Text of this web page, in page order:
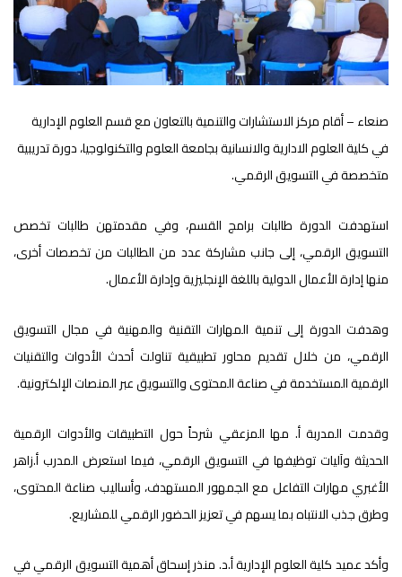
صنعاء – أقام مركز الاستشارات والتنمية بالتعاون مع قسم العلوم الإدارية
في كلية العلوم الادارية والانسانية بجامعة العلوم والتكنولوجيا، دورة تدريبية
متخصصة في التسويق الرقمي.
استهدفت الدورة طالبات برامج القسم، وفي مقدمتهن طالبات تخصص
التسويق الرقمي، إلى جانب مشاركة عدد من الطالبات من تخصصات أخرى،
منها إدارة الأعمال الدولية باللغة الإنجليزية وإدارة الأعمال.
وهدفت الدورة إلى تنمية المهارات التقنية والمهنية في مجال التسويق
الرقمي، من خلال تقديم محاور تطبيقية تناولت أحدث الأدوات والتقنيات
الرقمية المستخدمة في صناعة المحتوى والتسويق عبر المنصات الإلكترونية.
وقدمت المدربة أ. مها المزعقي شرحاً حول التطبيقات والأدوات الرقمية
الحديثة وآليات توظيفها في التسويق الرقمي، فيما استعرض المدرب أ.زاهر
الأغبري مهارات التفاعل مع الجمهور المستهدف، وأساليب صناعة المحتوى،
وطرق جذب الانتباه بما يسهم في تعزيز الحضور الرقمي للمشاريع.
وأكد عميد كلية العلوم الإدارية أ.د. منذر إسحاق أهمية التسويق الرقمي في